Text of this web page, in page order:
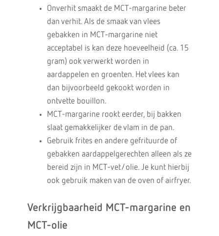
Onverhit smaakt de MCT-margarine beter
dan verhit. Als de smaak van vlees
gebakken in MCT-margarine niet
acceptabel is kan deze hoeveelheid (ca. 15
gram) ook verwerkt worden in
aardappelen en groenten. Het vlees kan
dan bijvoorbeeld gekookt worden in
ontvette bouillon.
MCT-margarine rookt eerder, bij bakken
slaat gemakkelijker de vlam in de pan.
Gebruik frites en andere gefrituurde of
gebakken aardappelgerechten alleen als ze
bereid zijn in MCT-vet/olie. Je kunt hierbij
ook gebruik maken van de oven of airfryer.
Verkrijgbaarheid MCT-margarine en
MCT-olie